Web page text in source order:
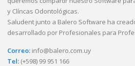
y Clíncas Odontológicas.
Saludent junto a Balero Software ha
desarrollado por Profesionales para
Correo: info@balero.com.uy
Tel: (+598) 99 951 166